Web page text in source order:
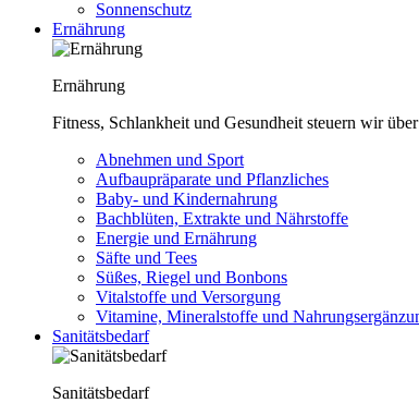
Sonnenschutz
Ernährung
Ernährung
Fitness, Schlankheit und Gesundheit steuern wir
Abnehmen und Sport
Aufbaupräparate und Pflanzliches
Baby- und Kindernahrung
Bachblüten, Extrakte und Nährstoffe
Energie und Ernährung
Säfte und Tees
Süßes, Riegel und Bonbons
Vitalstoffe und Versorgung
Vitamine, Mineralstoffe und
Sanitätsbedarf
Sanitätsbedarf